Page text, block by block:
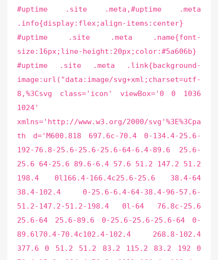
#uptime .site .meta,#uptime .meta
.info{display:flex;align-items:center}
#uptime .site .meta .name{font-
size:16px;line-height:20px;color:#5a606b}
#uptime .site .meta .link{background-
image:url("data:image/svg+xml;charset=utf-
8,%3Csvg class='icon' viewBox='0 0 1036
1024'
xmlns='http://www.w3.org/2000/svg'%3E%3Cpa
th d='M600.818 697.6c-70.4 0-134.4-25.6-
192-76.8-25.6-25.6-25.6-64-6.4-89.6 25.6-
25.6 64-25.6 89.6-6.4 57.6 51.2 147.2 51.2
198.4 0l166.4-166.4c25.6-25.6 38.4-64
38.4-102.4 0-25.6-6.4-64-38.4-96-57.6-
51.2-147.2-51.2-198.4 0l-64 76.8c-25.6
25.6-64 25.6-89.6 0-25.6-25.6-25.6-64 0-
89.6l70.4-70.4c102.4-102.4 268.8-102.4
377.6 0 51.2 51.2 83.2 115.2 83.2 192 0